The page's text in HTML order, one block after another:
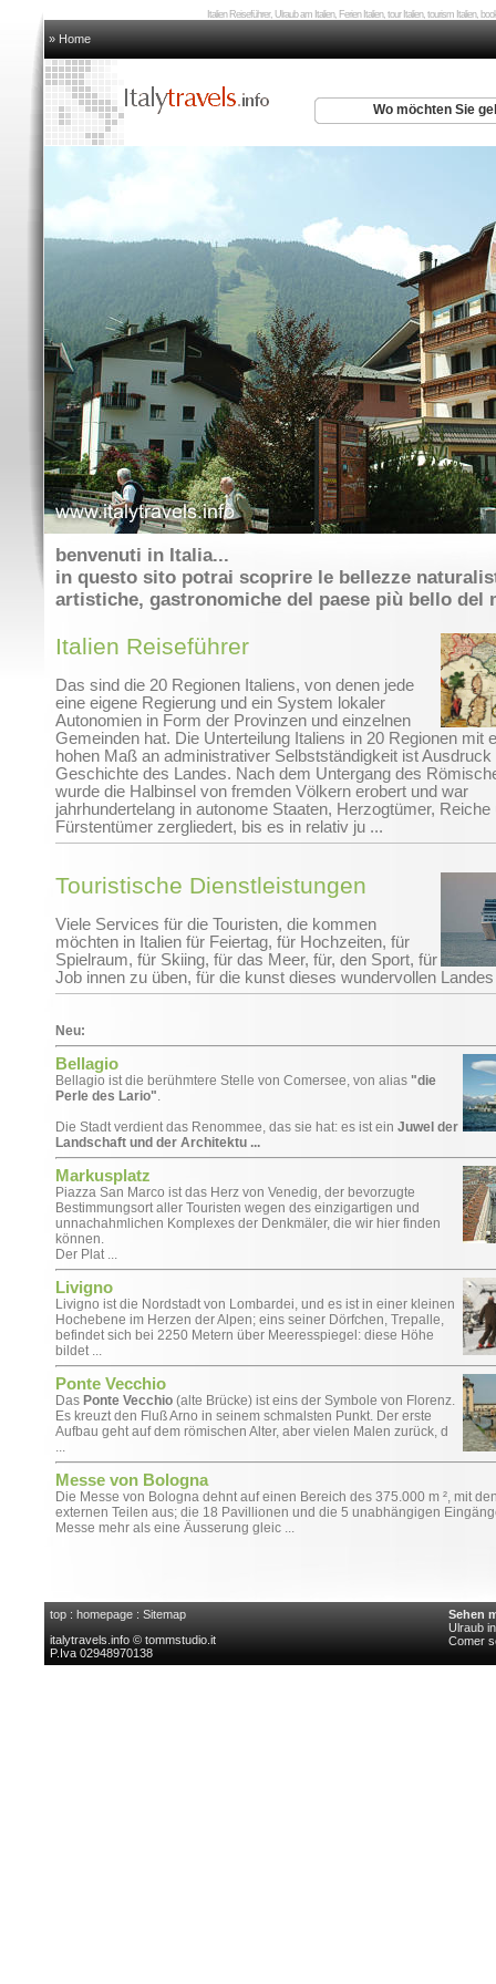
Italien Reiseführer, Ulraub am Italien, Ferien Italien, tour Italien, tourism Italien,
» Home
Wo möchten Sie
benvenuti in Italia...
in questo sito potrai scoprire le bellezze
artistiche, gastronomiche del paese più bello del
Italien Reiseführer
Das sind die 20 Regionen Italiens, von denen jede
eine eigene Regierung und ein System lokaler
Autonomien in Form der Provinzen und einzelnen
Gemeinden hat. Die Unterteilung Italiens in 20 Regionen mit
hohen Maß an administrativer Selbstständigkeit ist Ausdruck
Geschichte des Landes. Nach dem Untergang des
wurde die Halbinsel von fremden Völkern erobert und war
jahrhundertelang in autonome Staaten, Herzogtümer, Reiche
Fürstentümer zergliedert, bis es in relativ ju ...
Touristische Dienstleistungen
Viele Services für die Touristen, die kommen
möchten in Italien für Feiertag, für Hochzeiten, für
Spielraum, für Skiing, für das Meer, für, den Sport, für
Job innen zu üben, für die kunst dieses wundervollen
Neu:
Bellagio
Bellagio ist die berühmtere Stelle von Comersee, von alias "die
Perle des Lario".
Die Stadt verdient das Renommee, das sie hat: es ist ein Juwel der
Landschaft und der Architektu ...
Markusplatz
Piazza San Marco ist das Herz von Venedig, der bevorzugte
Bestimmungsort aller Touristen wegen des einzigartigen und
unnachahmlichen Komplexes der Denkmäler, die wir hier finden
können.
Der Plat ...
Livigno
Livigno ist die Nordstadt von Lombardei, und es ist in einer kleinen
Hochebene im Herzen der Alpen; eins seiner Dörfchen, Trepalle,
befindet sich bei 2250 Metern über Meeresspiegel: diese Höhe
bildet ...
Ponte Vecchio
Das Ponte Vecchio (alte Brücke) ist eins der Symbole von Florenz.
Es kreuzt den Fluß Arno in seinem schmalsten Punkt. Der erste
Aufbau geht auf dem römischen Alter, aber vielen Malen zurück, d
...
Messe von Bologna
Die Messe von Bologna dehnt auf einen Bereich des 375.000 m ², mit
externen Teilen aus; die 18 Pavillionen und die 5 unabhängigen
Messe mehr als eine Äusserung gleic ...
top : homepage : Sitemap
italytravels.info © tommstudio.it
P.Iva 02948970138
Sehen
Ulraub
Comer